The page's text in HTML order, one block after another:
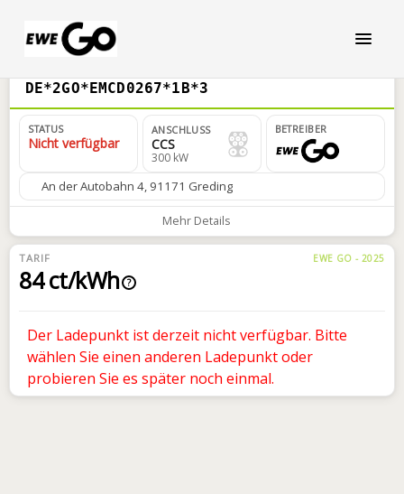
DE*2GO*EMCD0267*1B*3
STATUS
Nicht verfügbar
ANSCHLUSS
CCS
300 kW
BETREIBER
An der Autobahn 4, 91171 Greding
Mehr Details
TARIF EWE GO - 2025
84 ct/kWh ?
Der Ladepunkt ist derzeit nicht verfügbar. Bitte
wählen Sie einen anderen Ladepunkt oder
probieren Sie es später noch einmal.